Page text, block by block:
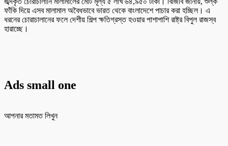
ফাঁকি দিয়ে এসব মালামাল অবৈধভাবে ভারত থেকে বাংলাদেশে পাচার করা হচ্ছিল। এ
ধরনের চোরাচালানের ফলে দেশীয় শিল্প ক্ষতিগ্রস্ত হওয়ার পাশাপাশি রাষ্ট্র বিপুল রাজস্ব
হারাচ্ছে।
Ads small one
আপনার মতামত লিখুন